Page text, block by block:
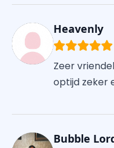
Heavenly
Zeer
optijd zeker
Bubble